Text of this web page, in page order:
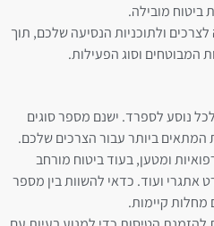
ביטוח מובילה.
ולתוכניות הנסיעה שלכם, תוך
המבוטחים וסוג הפעילות.
נוסע לספרד. ישנם מספר סוגים
המתאים ביותר עבור הצרכים שלכם.
ומטען, בעוד ביטוח מורחב
אתגרי ועוד. כדאי להשוות בין מספר
קיימות.